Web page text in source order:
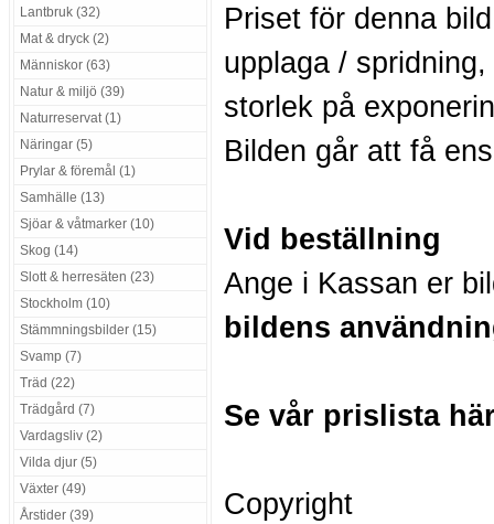
Lantbruk (32)
Mat & dryck (2)
Människor (63)
Natur & miljö (39)
Naturreservat (1)
Näringar (5)
Prylar & föremål (1)
Samhälle (13)
Sjöar & våtmarker (10)
Skog (14)
Slott & herresäten (23)
Stockholm (10)
Stämmningsbilder (15)
Svamp (7)
Träd (22)
Trädgård (7)
Vardagsliv (2)
Vilda djur (5)
Växter (49)
Årstider (39)
Priset för denna
upplaga / spridning,
storlek på
Bilden går att få
Vid beställning
Ange i Kassan er
bildens
Se vår prislista
Copyright